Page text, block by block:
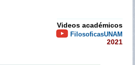
Videos académicos
FilosoficasUNAM
2021